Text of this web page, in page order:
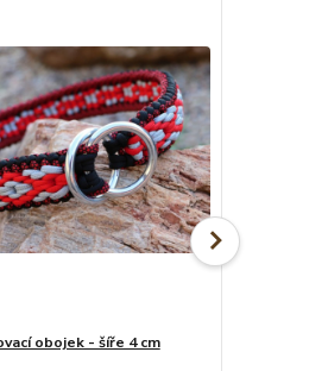
obojek - šíře 4 cm